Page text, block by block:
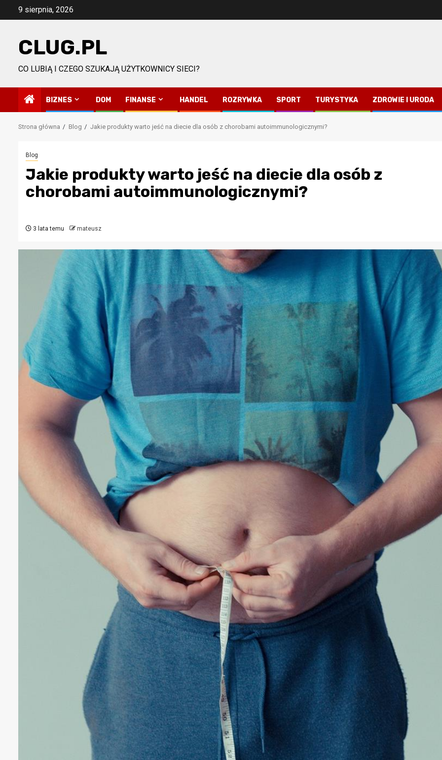
Przejdź9 sierpnia, 2026
CLUG.PL
CO LUBIĄ I CZEGO SZUKAJĄ UŻYTKOWNICY SIECI?
BIZNES DOM FINANSE HANDEL ROZRYWKA SPORT TURYSTYKA ZDROWIE I URODA
Strona główna Blog Jakie produkty warto jeść na diecie dla osób z chorobami autoimmunologicznymi?
Blog
Jakie produkty warto jeść na diecie dla osób z
chorobami autoimmunologicznymi?
3 lata temu mateusz